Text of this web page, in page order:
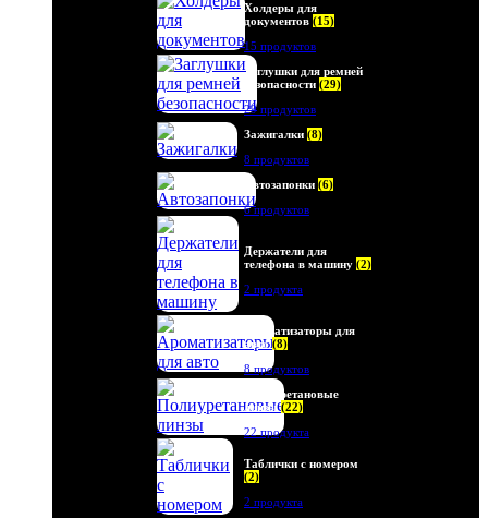
Холдеры для
документов (15)
15 продуктов
Заглушки для ремней
безопасности (29)
29 продуктов
Зажигалки (8)
8 продуктов
Автозапонки (6)
6 продуктов
Держатели для
телефона в машину (2)
2 продукта
Ароматизаторы для
авто(8)
8 продуктов
Полиуретановые
линзы(22)
22 продукта
Таблички с номером
(2)
2 продукта